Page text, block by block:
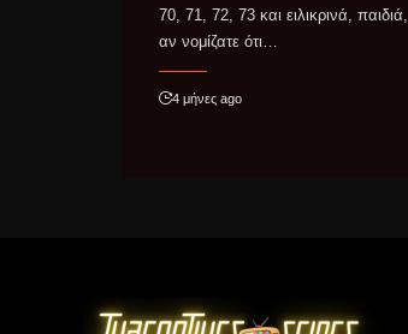
70, 71, 72, 73 και ειλικρινά, παιδιά,
αν νομίζατε ότι…
4 μήνες ago